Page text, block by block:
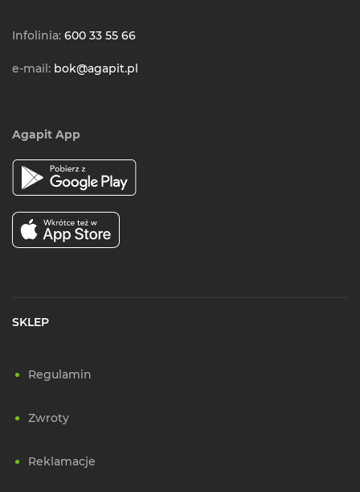
Infolinia: 600 33 55 66
e-mail: bok@agapit.pl
Agapit App
SKLEP
Regulamin
Zwroty
Reklamacje